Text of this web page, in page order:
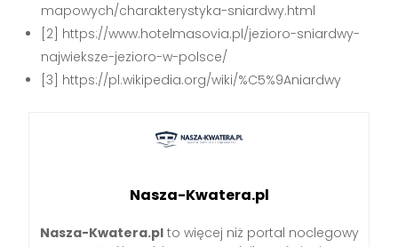
mapowych/charakterystyka-sniardwy.html
[2] https://www.hotelmasovia.pl/jezioro-sniardwy-
najwieksze-jezioro-w-polsce/
[3] https://pl.wikipedia.org/wiki/%C5%9Aniardwy
Nasza-Kwatera.pl
Nasza-Kwatera.plto więcej niż portal noclegowy